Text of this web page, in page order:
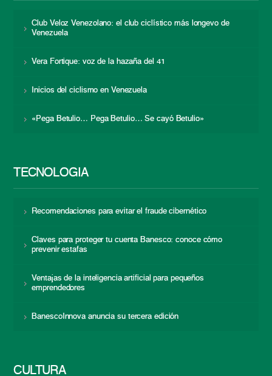
Club Veloz Venezolano: el club ciclístico más longevo de
Venezuela
Vera Fortique: voz de la hazaña del 41
Inicios del ciclismo en Venezuela
«Pega Betulio… Pega Betulio… Se cayó Betulio»
TECNOLOGÍA
Recomendaciones para evitar el fraude cibernético
Claves para proteger tu cuenta Banesco: conoce cómo
prevenir estafas
Ventajas de la inteligencia artificial para pequeños
emprendedores
BanescoInnova anuncia su tercera edición
CULTURA